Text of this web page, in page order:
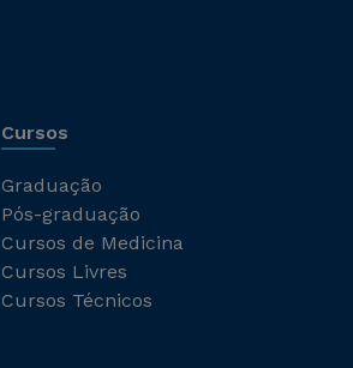
Cursos
Graduação
Pós-graduação
Cursos de Medicina
Cursos Livres
Cursos Técnicos